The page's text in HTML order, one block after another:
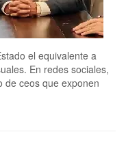
el equivalente a
En redes sociales,
de ceos que exponen